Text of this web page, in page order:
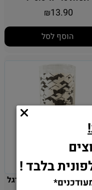
₪13.90
הוסף לסל
לקאפקייקס - כדורגל
בלבד !